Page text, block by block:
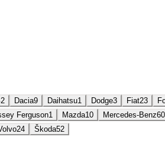
2 Dacia9 Daihatsu1 Dodge3 Fiat23
Ferguson1 Mazda10 Mercedes-Benz60
24 Škoda52